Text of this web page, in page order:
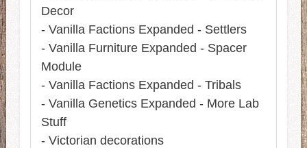
Decor
- Vanilla Factions Expanded - Settlers
- Vanilla Furniture Expanded - Spacer
Module
- Vanilla Factions Expanded - Tribals
- Vanilla Genetics Expanded - More Lab
Stuff
- Victorian decorations